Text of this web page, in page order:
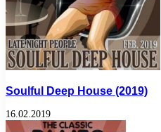
Soulful Deep House (2019)
16.02.2019